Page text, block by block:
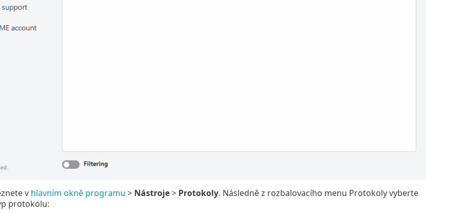
v hlavním okně programu > Nástroje> Protokoly. Následně z rozbalovacího menu Protokoly vyberte
protokolu: